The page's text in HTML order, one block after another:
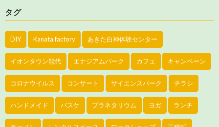
タグ
DIY Kanata factory あきた白神体験センター
イオンタウン能代 エナジアムパーク カフェ キャンペーン
コロナウイルス コンサート サイエンスパーク チラシ
ハンドメイド バスケ プラネタリウム ヨガ ランチ